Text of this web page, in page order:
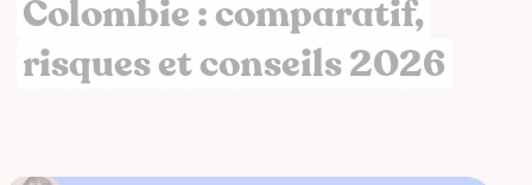
Colombie : comparatif,
risques et conseils 2026